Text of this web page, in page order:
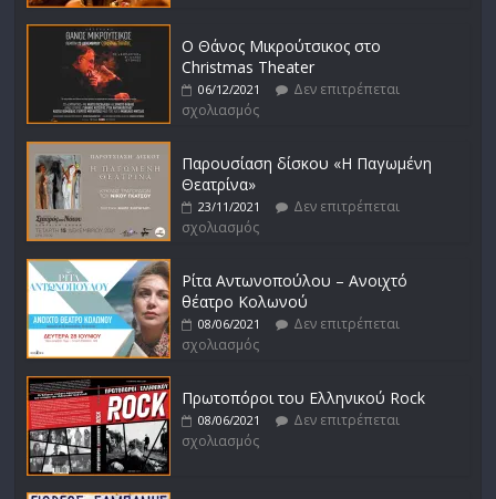
Ο Θάνος Μικρούτσικος στο
Christmas Theater
06/12/2021
Δεν επιτρέπεται
σχολιασμός
Παρουσίαση δίσκου «Η Παγωμένη
Θεατρίνα»
23/11/2021
Δεν επιτρέπεται
σχολιασμός
Ρίτα Αντωνοπούλου – Ανοιχτό
θέατρο Κολωνού
08/06/2021
Δεν επιτρέπεται
σχολιασμός
Πρωτοπόροι του Ελληνικού Rock
08/06/2021
Δεν επιτρέπεται
σχολιασμός